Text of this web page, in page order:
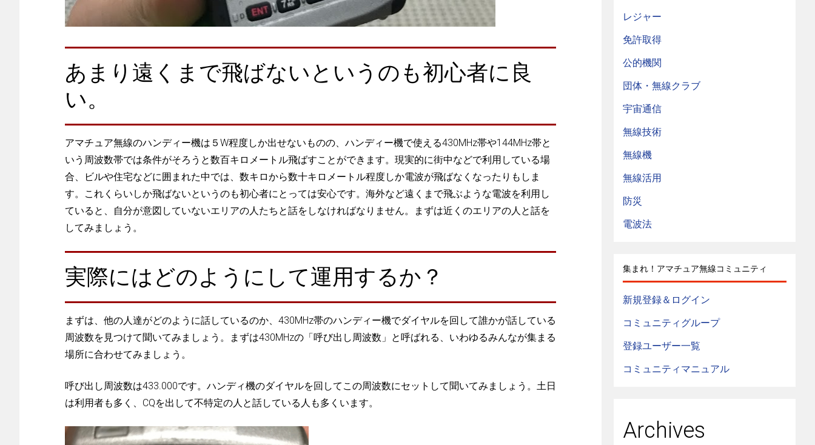
あまり遠くまで飛ばないというのも初心者に良
い。
アマチュア無線のハンディー機は５W程度しか出せないものの、ハンディー機で使える430MHz帯や144MHz帯と
いう周波数帯では条件がそろうと数百キロメートル飛ばすことができます。現実的に街中などで利用している場
合、ビルや住宅などに囲まれた中では、数キロから数十キロメートル程度しか電波が飛ばなくなったりもしま
す。これくらいしか飛ばないというのも初心者にとっては安心です。海外など遠くまで飛ぶような電波を利用し
ていると、自分が意図していないエリアの人たちと話をしなければなりません。まずは近くのエリアの人と話を
してみましょう。
実際にはどのようにして運用するか？
まずは、他の人達がどのように話しているのか、430MHz帯のハンディー機でダイヤルを回して誰かが話している
周波数を見つけて聞いてみましょう。まずは430MHzの「呼び出し周波数」と呼ばれる、いわゆるみんなが集まる
場所に合わせてみましょう。
呼び出し周波数は433.000です。ハンディ機のダイヤルを回してこの周波数にセットして聞いてみましょう。土日
は利用者も多く、CQを出して不特定の人と話している人も多くいます。
レジャー
免許取得
公的機関
団体・無線クラブ
宇宙通信
無線技術
無線機
無線活用
防災
電波法
集まれ！アマチュア無線コミュニティ
新規登録＆ログイン
コミュニティグループ
登録ユーザー一覧
コミュニティマニュアル
Archives